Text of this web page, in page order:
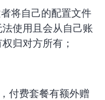
将自己的配置文件
使用且会从自己账
归对方所有；
付费套餐有额外赠